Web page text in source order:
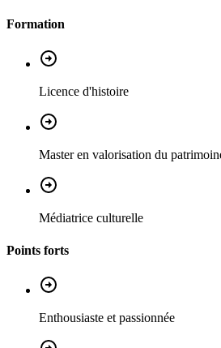
Formation
Licence d'histoire
Master en valorisation du
Médiatrice culturelle
Points forts
Enthousiaste et passionnée